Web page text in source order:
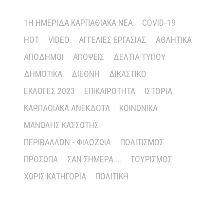
1Η ΗΜΕΡΊΔΑ ΚΑΡΠΑΘΙΑΚΆ ΝΈΑ
COVID-19
HOT
VIDEO ΑΓΓΕΛΊΕΣ ΕΡΓΑΣΊΑΣ
ΑΘΛΗΤΙΚΆ
ΑΠΌΔΗΜΟΙ
ΑΠΌΨΕΙΣ
ΔΕΛΤΊΑ ΤΎΠΟΥ
ΔΗΜΟΤΙΚΆ
ΔΙΕΘΝΉ
ΔΙΚΑΣΤΙΚΌ
ΕΚΛΟΓΈΣ 2023
ΕΠΙΚΑΙΡΌΤΗΤΑ
ΙΣΤΟΡΊΑ
ΚΑΡΠΑΘΙΑΚΆ ΑΝΈΚΔΟΤΑ
ΚΟΙΝΩΝΙΚΆ
ΜΑΝΏΛΗΣ ΚΑΣΣΏΤΗΣ
ΠΕΡΙΒΆΛΛΟΝ - ΦΙΛΟΖΩΊΑ
ΠΟΛΙΤΙΣΜΌΣ
ΠΡΌΣΩΠΑ
ΣΑΝ ΣΉΜΕΡΑ ...
ΤΟΥΡΙΣΜΌΣ
ΧΩΡΊΣ ΚΑΤΗΓΟΡΊΑ
ΠΟΛΙΤΙΚΉ